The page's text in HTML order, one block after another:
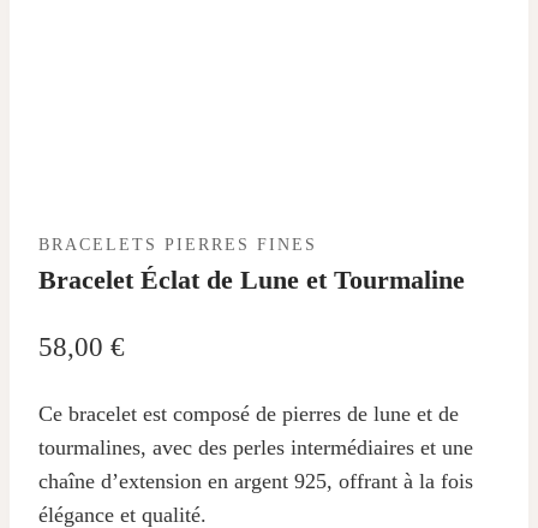
BRACELETS PIERRES FINES
Bracelet Éclat de Lune et Tourmaline
58,00 €
Ce bracelet est composé de pierres de lune et de
tourmalines, avec des perles intermédiaires et une
chaîne d’extension en argent 925, offrant à la fois
élégance et qualité.